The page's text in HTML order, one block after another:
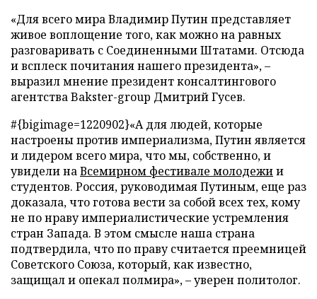
«Для всего мира Владимир Путин представляет
живое воплощение того, как можно на равных
разговаривать с Соединенными Штатами. Отсюда
и всплеск почитания нашего президента», –
выразил мнение президент консалтингового
агентства Bakster-group Дмитрий Гусев.
#{bigimage=1220902}«А для людей, которые
настроены против империализма, Путин является
и лидером всего мира, что мы, собственно, и
увидели наВсемирном фестивале молодежии
студентов. Россия, руководимая Путиным, еще раз
доказала, что готова вести за собой всех тех, кому
не по нраву империалистические устремления
стран Запада. В этом смысле наша страна
подтвердила, что по праву считается преемницей
Советского Союза, который, как известно,
защищал и опекал полмира», – уверен политолог.